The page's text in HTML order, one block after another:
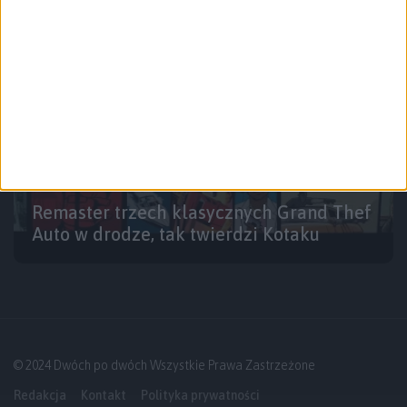
Remaster trzech klasycznych Grand Thef
Auto w drodze, tak twierdzi Kotaku
© 2024 Dwóch po dwóch Wszystkie Prawa Zastrzeżone
Redakcja Kontakt Polityka prywatności